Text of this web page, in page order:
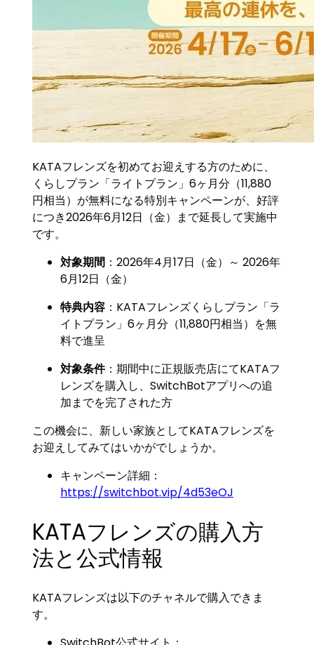
KATAフレンズを初めてお迎えする方のために、
くらしプラン「ライトプラン」6ヶ月分（11,880
円相当）が無料になる特別キャンペーンが、好評
につき2026年6月12日（金）まで延長して実施中
です。
対象期間 ：2026年4月17日（金）～ 2026年
6月12日（金）
特典内容 ：KATAフレンズくらしプラン「ラ
イトプラン」6ヶ月分（11,880円相当）を無
料で進呈
対象条件：期間中に正規販売店にてKATAフ
レンズを購入し、SwitchBotアプリへの追
加までを完了された方
この機会に、新しい家族としてKATAフレンズを
お迎えしてみてはいかがでしょうか。
キャンペーン詳細：
https://switchbot.vip/4d53eOJ
KATAフレンズの購入方
法と公式情報
KATAフレンズは以下のチャネルで購入できま
す。